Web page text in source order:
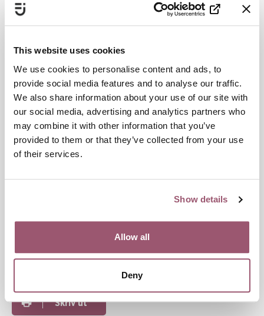
This website uses cookies
We use cookies to personalise content and ads, to
provide social media features and to analyse our traffic.
We also share information about your use of our site with
our social media, advertising and analytics partners who
may combine it with other information that you’ve
provided to them or that they’ve collected from your use
of their services.
Show details
Allow all
Deny
Pressansvarig
E-post press@jamy.se
Dokument
Pressmeddelande Alltfor lite arbete sker for pojkar och
unga man i en hederskontext.pdf
Länkar
Publiceringsdatum:4 juni 2021
Skriv ut